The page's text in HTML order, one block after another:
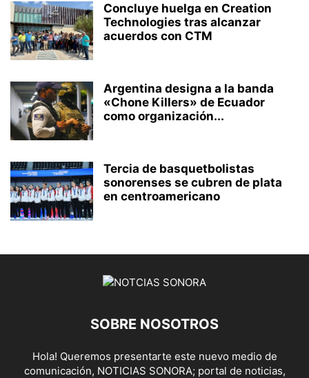
Concluye huelga en Creation
Technologies tras alcanzar
acuerdos con CTM
Argentina designa a la banda
«Chone Killers» de Ecuador
como organización...
Tercia de basquetbolistas
sonorenses se cubren de plata
en centroamericano
SOBRE NOSOTROS
Hola! Queremos presentarte este nuevo medio de
comunicación, NOTICIAS SONORA; portal de noticias,